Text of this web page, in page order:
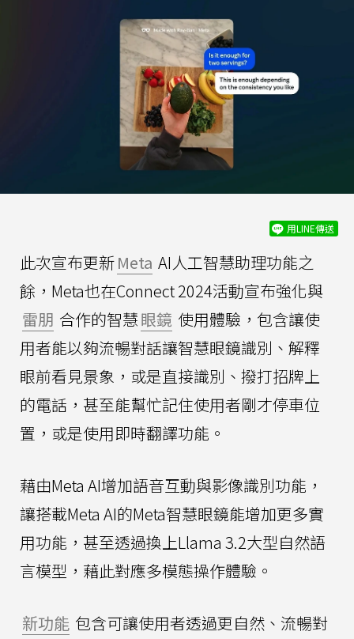
用LINE傳送
此次宣布更新Meta AI人工智慧助理功能之
餘，Meta也在Connect 2024活動宣布強化與
雷朋 合作的智慧眼鏡 使用體驗，包含讓使
用者能以夠流暢對話讓智慧眼鏡識別、解釋
眼前看見景象，或是直接識別、撥打招牌上
的電話，甚至能幫忙記住使用者剛才停車位
置，或是使用即時翻譯功能。
藉由Meta AI增加語音互動與影像識別功能，
讓搭載Meta AI的Meta智慧眼鏡能增加更多實
用功能，甚至透過換上Llama 3.2大型自然語
言模型，藉此對應多模態操作體驗。
新功能 包含可讓使用者透過更自然、流暢對